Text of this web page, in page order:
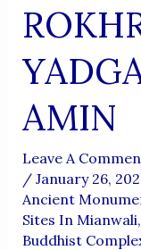
AMIN
Leave A
/ January 26,
Ancient
Sites In Mianwali,
Buddhist